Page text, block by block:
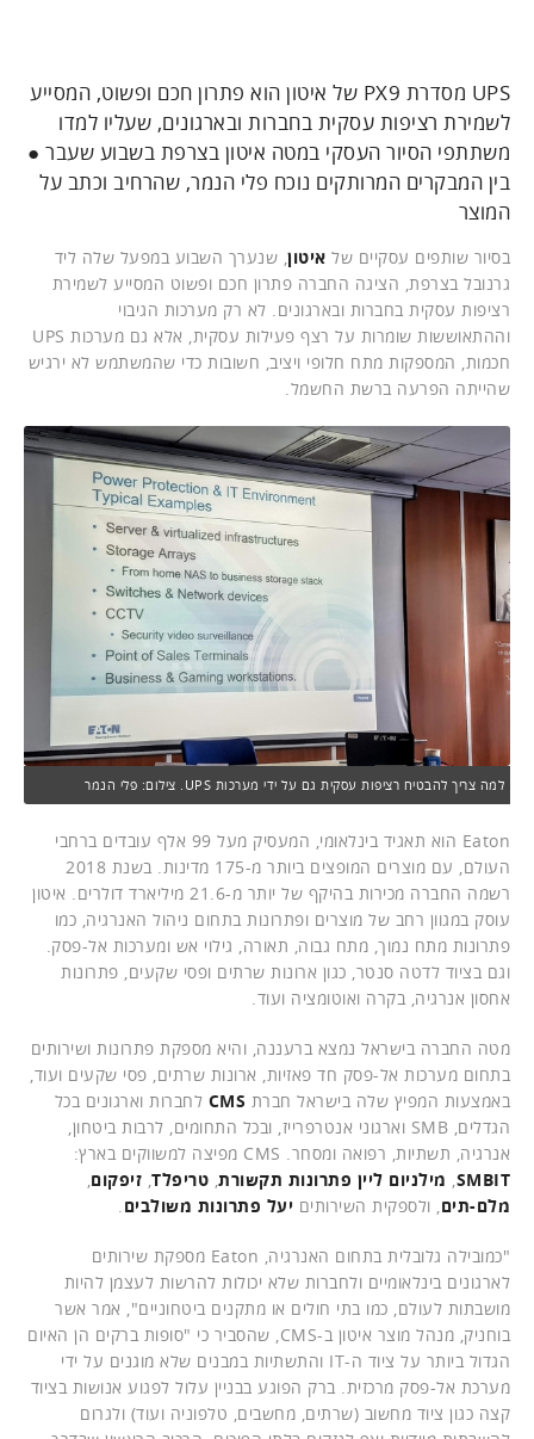
UPS מסדרת PX9 של איטון הוא פתרון חכם ופשוט, המסייע
לשמירת רציפות עסקית בחברות ובארגונים, שעליו למדו
משתתפי הסיור העסקי במטה איטון בצרפת בשבוע שעבר ●
בין המבקרים המרותקים נוכח פלי הנמר, שהרחיב וכתב על
המוצר
בסיור שותפים עסקיים של איטון , שנערך השבוע במפעל שלה ליד
גרנובל בצרפת, הציגה החברה פתרון חכם ופשוט המסייע לשמירת
רציפות עסקית בחברות ובארגונים. לא רק מערכות הגיבוי
וההתאוששות שומרות על רצף פעילות עסקית, אלא גם מערכות UPS
חכמות, המספקות מתח חלופי ויציב, חשובות כדי שהמשתמש לא ירגיש
שהייתה הפרעה ברשת החשמל.
למה צריך להבטיח רציפות עסקית גם על ידי מערכות UPS. צילום: פלי הנמר
Eaton הוא תאגיד בינלאומי, המעסיק מעל 99 אלף עובדים ברחבי
העולם, עם מוצרים המופצים ביותר מ-175 מדינות. בשנת 2018
רשמה החברה מכירות בהיקף של יותר מ-21.6 מיליארד דולרים. איטון
עוסק במגוון רחב של מוצרים ופתרונות בתחום ניהול האנרגיה, כמו
פתרונות מתח נמוך, מתח גבוה, תאורה, גילוי אש ומערכות אל-פסק.
וגם בציוד לדטה סנטר, כגון ארונות שרתים ופסי שקעים, פתרונות
אחסון אנרגיה, בקרה ואוטומציה ועוד.
מטה החברה בישראל נמצא ברעננה, והיא מספקת פתרונות ושירותים
בתחום מערכות אל-פסק חד פאזיות, ארונות שרתים, פסי שקעים ועוד,
באמצעות המפיץ שלה בישראל חברת CMS לחברות וארגונים בכל
הגדלים, SMB וארגוני אנטרפרייז, ובכל התחומים, לרבות ביטחון,
אנרגיה, תשתיות, רפואה ומסחר. CMS מפיצה למשווקים בארץ:
SMBIT
, מילניום ליין פתרונות תקשורת, טריפלT , זיפקום,
מלם-תים, ולספקית השירותים יעל פתרונות משולבים.
"כמובילה גלובלית בתחום האנרגיה, Eaton מספקת שירותים
לארגונים בינלאומיים ולחברות שלא יכולות להרשות לעצמן להיות
מושבתות לעולם, כמו בתי חולים או מתקנים ביטחוניים", אמר אשר
בוחניק, מנהל מוצר איטון ב-CMS, שהסביר כי "סופות ברקים הן האיום
הגדול ביותר על ציוד ה-IT והתשתיות במבנים שלא מוגנים על ידי
מערכת אל-פסק מרכזית. ברק הפוגע בבניין עלול לפגוע אנושות בציוד
קצה כגון ציוד מחשוב (שרתים, מחשבים, טלפוניה ועוד) ולגרום